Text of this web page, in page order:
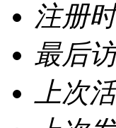
注册
最后
上次